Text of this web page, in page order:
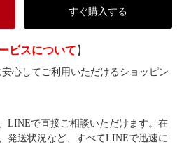
すぐ購入する
ビスについて 】
心してご利用いただけるショッピン
LINEで直接ご相談いただけます。在
発送状況など、すべてLINEで迅速に